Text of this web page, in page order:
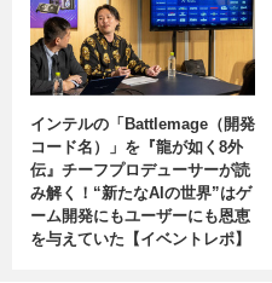
インテルの「Battlemage（開発
コード名）」を『龍が如く8外
伝』チーフプロデューサーが読
み解く！“新たなAIの世界”はゲ
ーム開発にもユーザーにも恩恵
を与えていた【イベントレポ】